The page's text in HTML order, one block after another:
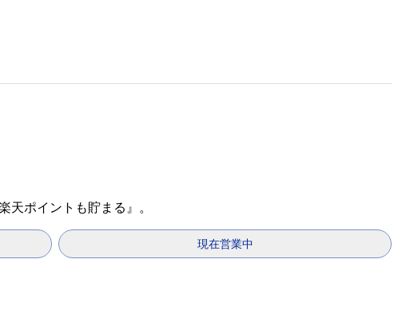
天ポイントも貯まる』。
現在営業中